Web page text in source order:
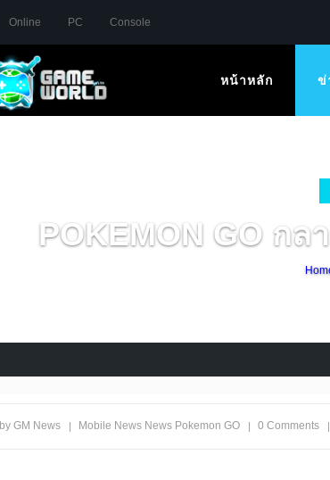
Online PC Console
หน้าหลัก ข่
POKEMON GO ก
by GM News | Mobile News News Pokemon GO | 0 Comments |